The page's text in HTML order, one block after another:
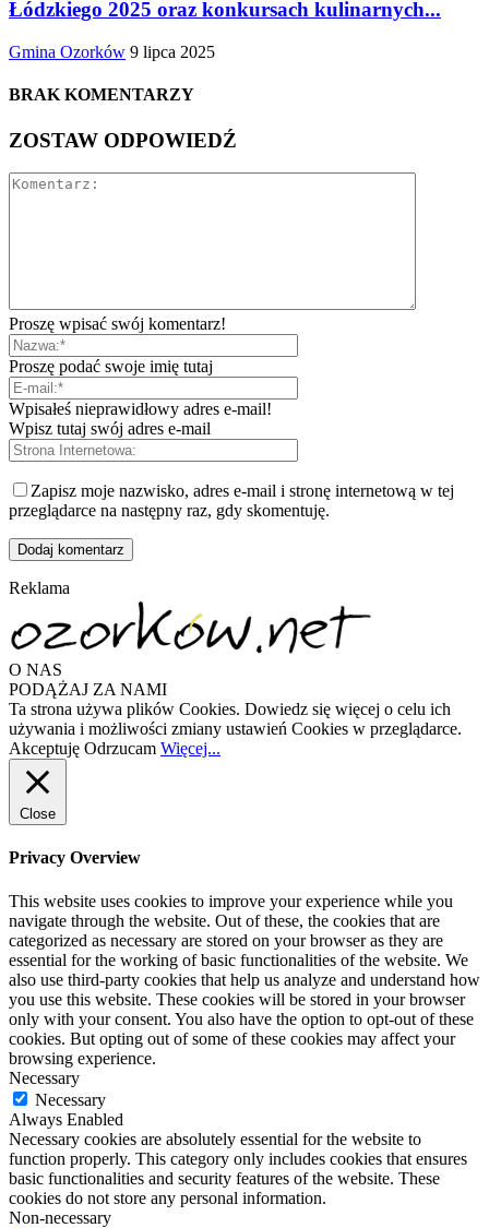
Łódzkiego 2025 oraz konkursach kulinarnych...
Gmina Ozorków 9 lipca 2025
BRAK KOMENTARZY
ZOSTAW ODPOWIEDŹ
Proszę wpisać swój komentarz!
Proszę podać swoje imię tutaj
Wpisałeś nieprawidłowy adres e-mail!
Wpisz tutaj swój adres e-mail
Zapisz moje nazwisko, adres e-mail i stronę internetową w tej
przeglądarce na następny raz, gdy skomentuję.
Reklama
O NAS
PODĄŻAJ ZA NAMI
Ta strona używa plików Cookies. Dowiedz się więcej o celu ich
używania i możliwości zmiany ustawień Cookies w przeglądarce.
Akceptuję Odrzucam Więcej...
Close
Privacy Overview
This website uses cookies to improve your experience while you
navigate through the website. Out of these, the cookies that are
categorized as necessary are stored on your browser as they are
essential for the working of basic functionalities of the website. We
also use third-party cookies that help us analyze and understand how
you use this website. These cookies will be stored in your browser
only with your consent. You also have the option to opt-out of these
cookies. But opting out of some of these cookies may affect your
browsing experience.
Necessary
Necessary
Always Enabled
Necessary cookies are absolutely essential for the website to
function properly. This category only includes cookies that ensures
basic functionalities and security features of the website. These
cookies do not store any personal information.
Non-necessary